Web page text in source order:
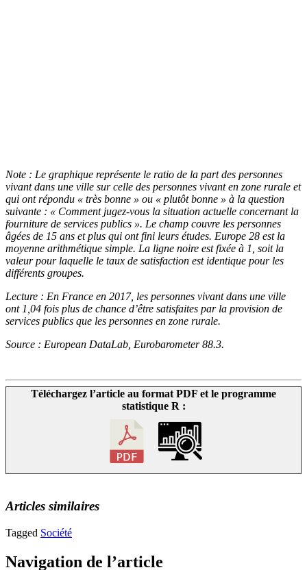
Note : Le graphique représente le ratio de la part des personnes
vivant dans une ville sur celle des personnes vivant en zone rurale et
qui ont répondu « très bonne » ou « plutôt bonne » à la question
suivante : « Comment jugez-vous la situation actuelle concernant la
fourniture de services publics ». Le champ couvre les personnes
âgées de 15 ans et plus qui ont fini leurs études. Europe 28 est la
moyenne arithmétique simple. La ligne noire est fixée à 1, soit la
valeur pour laquelle le taux de satisfaction est identique pour les
différents groupes.
Lecture : En France en 2017, les personnes vivant dans une ville
ont 1,04 fois plus de chance d’être satisfaites par la provision de
services publics que les personnes en zone rurale.
Source : European DataLab, Eurobarometer 88.3.
Téléchargez l’article au format PDF et le programme
statistique R :
Articles similaires
Tagged Société
Navigation de l’article